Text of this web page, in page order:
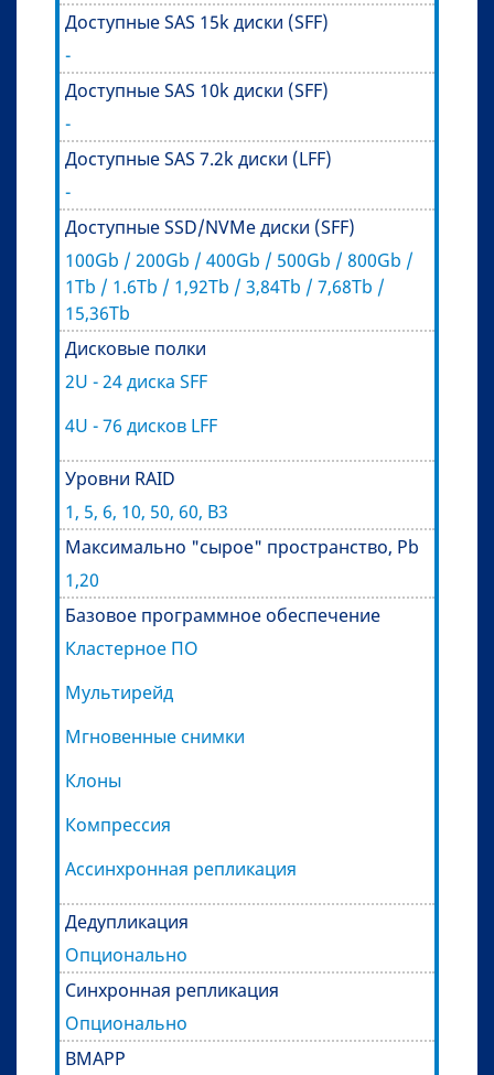
Доступные SAS 15k диски (SFF)
-
Доступные SAS 10k диски (SFF)
-
Доступные SAS 7.2k диски (LFF)
-
Доступные SSD/NVMe диски (SFF)
100Gb / 200Gb / 400Gb / 500Gb / 800Gb /
1Tb / 1.6Tb / 1,92Tb / 3,84Tb / 7,68Tb /
15,36Tb
Дисковые полки
2U - 24 диска SFF
4U - 76 дисков LFF
Уровни RAID
1, 5, 6, 10, 50, 60, B3
Максимально "сырое" пространство, Pb
1,20
Базовое программное обеспечение
Кластерное ПО
Мультирейд
Мгновенные снимки
Клоны
Компрессия
Ассинхронная репликация
Дедупликация
Опционально
Синхронная репликация
Опционально
BMAPP